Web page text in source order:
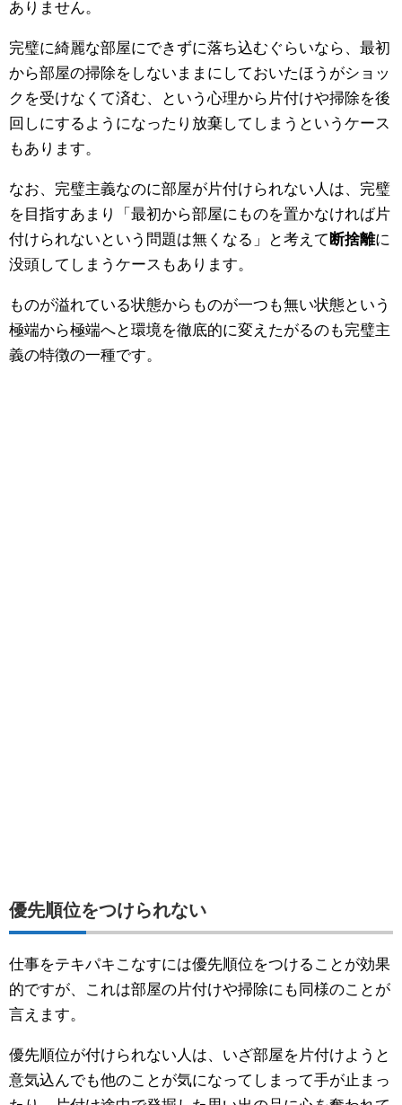
ありません。
完璧に綺麗な部屋にできずに落ち込むぐらいなら、最初
から部屋の掃除をしないままにしておいたほうがショッ
クを受けなくて済む、という心理から片付けや掃除を後
回しにするようになったり放棄してしまうというケース
もあります。
なお、完璧主義なのに部屋が片付けられない人は、完璧
を目指すあまり「最初から部屋にものを置かなければ片
付けられないという問題は無くなる」と考えて 断捨離に
没頭してしまうケースもあります。
ものが溢れている状態からものが一つも無い状態という
極端から極端へと環境を徹底的に変えたがるのも完璧主
義の特徴の一種です。
優先順位をつけられない
仕事をテキパキこなすには優先順位をつけることが効果
的ですが、これは部屋の片付けや掃除にも同様のことが
言えます。
優先順位が付けられない人は、いざ部屋を片付けようと
意気込んでも他のことが気になってしまって手が止まっ